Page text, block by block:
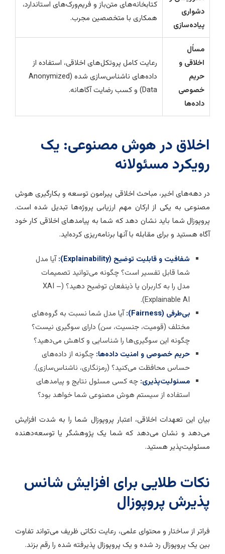
دشواری
پیاده‌سازی
کتابخانه‌های متن‌باز و فریم‌ورک‌های استاندارد،
همکاری با متخصصین مجرب.
مساًل
اخلاقی و
خصوصی
داده‌ها
رعایت کامل پروتکل‌های اخلاقی، استفاده از
داده‌های ناشناس‌سازی شده (Anonymized
در هوش مصنوعی: یک
مسئولانه
دهه‌های اخیر، مباحث اخلاقی پیرامون توسعه و بکارگیری هوش
به یکی از ارکان مهم ارزیابی پروژه‌ها تبدیل شده است.
شما باید نشان دهد که شما به پیامدهای اخلاقی کار خود
هستید و برای مقابله با آنها برنامه‌ریزی کرده‌اید.
شفافیت و قابلیت توضیح (Explainability):
آیا مدل
شما قابل تفسیر است؟ چگونه می‌توانید تصمیمات
مدل را به کاربران یا ذینفعان توضیح دهید؟ (XAI –
Explainable AI).
بی‌طرفی (Fairness):
آیا مدل شما نسبت به گروه‌های
مختلف (قومیت، جنسیت، سن) دارای سوگیری نیست؟
چگونه این سوگیری‌ها را شناسایی و کاهش می‌دهید؟
حریم خصوصی و امنیت داده‌ها:چگونه از داده‌های
حساس محافظت می‌کنید؟ (رمزنگاری، ناشناس‌سازی).
مسئولیت‌پذیری:چه کسی مسئول نتایج و پیامدهای
استفاده از سیستم هوش مصنوعی شما خواهد بود؟
این تعهدات اخلاقی، اعتبار پروپوزال شما را به شدت افزایش
و نشان می‌دهد که شما یک پژوهشگر یا توسعه‌دهنده
هستید.
طلایی برای افزایش شانس
پروپوزال
از ساختار و محتوای علمی، رعایت نکاتی ظریف می‌تواند تفاوت
یک پروپوزال رد شده و یک پروپوزال پذیرفته شده را رقم بزند.